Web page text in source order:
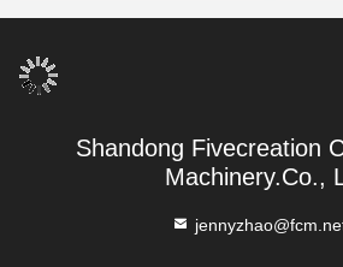
Shandong Fivecreation
Machinery.Co.,